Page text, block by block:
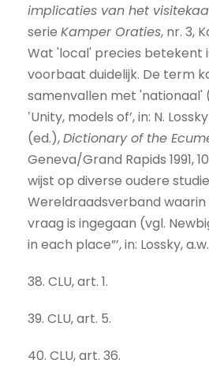
implicaties van het
serie Kamper Oraties, nr. 3,
Wat 'local' precies betekent
voorbaat duidelijk. De term
samenvallen met 'nationaal'
‛Unity, models of’, in: N.
(ed.),Dictionary of the
Geneva/Grand Rapids 1991,
wijst op diverse oudere
Wereldraadsverband
vraag is ingegaan (vgl.
in each place”’, in: Lossky,
38. CLU, art. 1.
39. CLU, art. 5.
40. CLU, art. 36.